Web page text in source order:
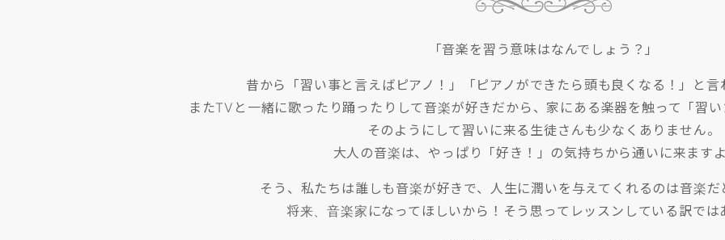
「音楽を習う意味はなんでしょう？」
昔から「習い事と言えばピアノ！」「ピアノができたら頭も良くなる！」と
またTVと一緒に歌ったり踊ったりして音楽が好きだから、家にある楽器を触って「習
そのようにして習いに来る生徒さんも少なくありません。
大人の音楽は、やっぱり「好き！」の気持ちから通いに来ます
そう、私たちは誰しも音楽が好きで、人生に潤いを与えてくれるのは音楽だ
将来、音楽家になってほしいから！そう思ってレッスンしている訳では